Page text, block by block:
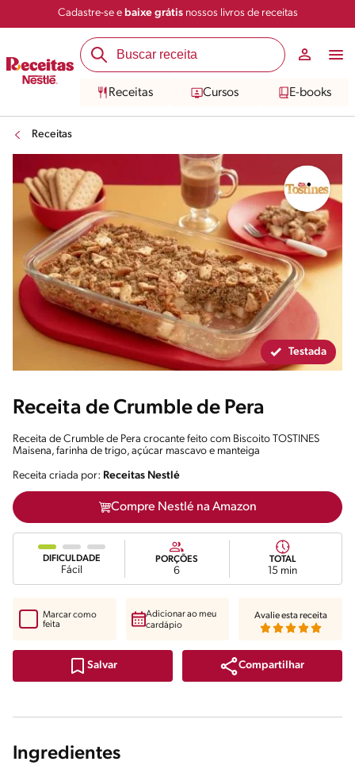
Cadastre-se e baixe grátisnossos livros de receitas
Receitas Cursos E-books
Receitas
Salvar Compartilhar
Testada
Receita de Crumble de Pera
Receita de Crumble de Pera crocante feito com Biscoito TOSTINES
Maisena, farinha de trigo, açúcar mascavo e manteiga
Receita criada por: Receitas Nestlé
Compre Nestlé na Amazon
DIFICULDADE
Fácil
PORÇÕES
6
TOTAL
15 min
Salvar Compartilhar
Marcar como
feita
Adicionar ao meu
cardápio
Avalie esta receita
Ingredientes